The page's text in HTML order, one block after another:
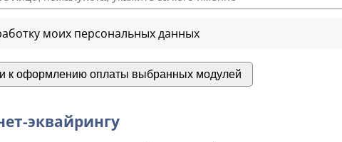
моих персональных данных
эквайрингу